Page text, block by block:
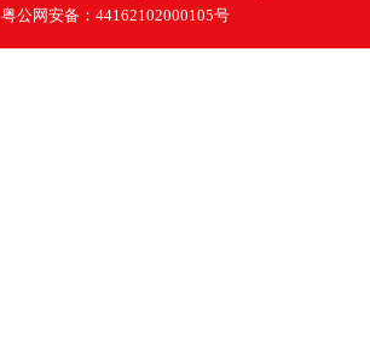
粤公网安备：44162102000105号